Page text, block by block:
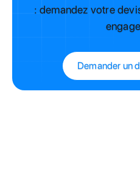
: demandez votre
Demander un